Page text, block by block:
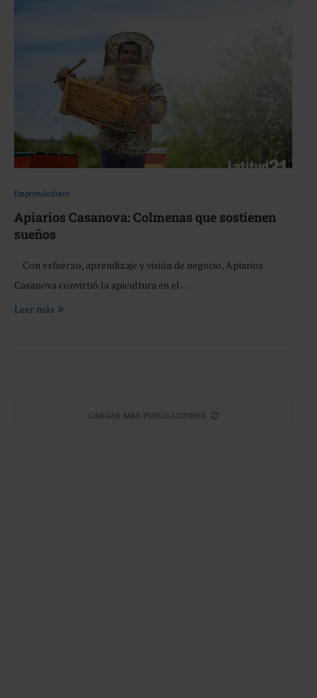
Emprendedores
Apiarios Casanova: Colmenas que sostienen
sueños
Con esfuerzo, aprendizaje y visión de negocio, Apiarios
Casanova convirtió la apicultura en el …
Leer más
CARGAR MÁS PUBLICACIONES